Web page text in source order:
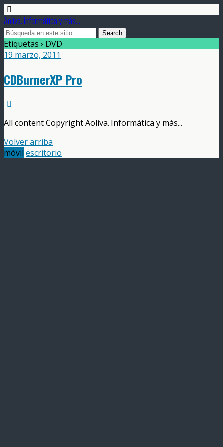
Aoliva. Informática y más...
Etiquetas › DVD
19 marzo, 2011
CDBurnerXP Pro
All content Copyright Aoliva. Informática y más...
Volver arriba
móvil escritorio